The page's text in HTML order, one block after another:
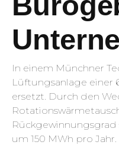
In einem Münchner
Lüftungsanlage einer
ersetzt. Durch den
um 150 MWh pro